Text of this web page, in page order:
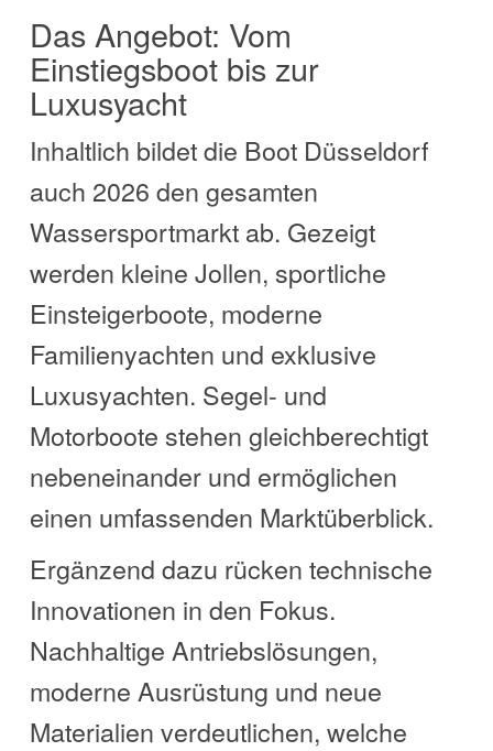
Das Angebot: Vom
Einstiegsboot bis zur
Luxusyacht
Inhaltlich bildet die Boot Düsseldorf
auch 2026 den gesamten
Wassersportmarkt ab. Gezeigt
werden kleine Jollen, sportliche
Einsteigerboote, moderne
Familienyachten und exklusive
Luxusyachten. Segel- und
Motorboote stehen gleichberechtigt
nebeneinander und ermöglichen
einen umfassenden Marktüberblick.
Ergänzend dazu rücken technische
Innovationen in den Fokus.
Nachhaltige Antriebslösungen,
moderne Ausrüstung und neue
Materialien verdeutlichen, welche